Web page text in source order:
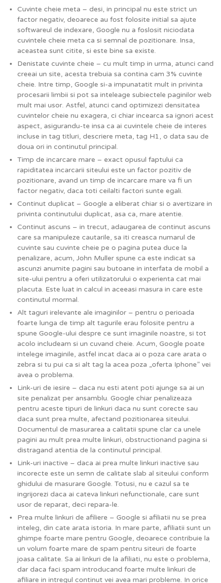
Cuvinte cheie meta – desi, in principal nu este strict un
factor negativ, deoarece au fost folosite initial sa ajute
softwareul de indexare, Google nu a foslosit niciodata
cuvintele cheie meta ca si semnal de pozitionare. Insa,
aceastea sunt citite, si este bine sa existe.
Denistate cuvinte cheie – cu mult timp in urma, atunci cand
creeai un site, acesta trebuia sa contina cam 3% cuvinte
cheie. Intre timp, Google si-a impunatatit mult in privinta
procesarii limbii si pot sa inteleage subiectele paginilor web
mult mai usor. Astfel, atunci cand optimizezi densitatea
cuvintelor cheie nu exagera, ci chiar incearca sa ignori acest
aspect, asigurandu-te insa ca ai cuvintele cheie de interes
incluse in tag titluri, descriere meta, tag H1, o data sau de
doua ori in continutul principal.
Timp de incarcare mare – exact opusul faptului ca
rapiditatea incarcarii siteului este un factor pozitiv de
pozitionare, avand un timp de incarcare mare va fi un
factor negativ, daca toti ceilalti factori sunte egali.
Continut duplicat – Google a eliberat chiar si o avertizare in
privinta continutului duplicat, asa ca, mare atentie.
Continut ascuns – in trecut, adaugarea de continut ascuns
care sa manipuleze cautarile, sa iti creasca numarul de
cuvinte sau cuvinte cheie pe o pagina putea duce la
penalizare, acum, John Muller spune ca este indicat sa
ascunzi anumite pagini sau butoane in interfata de mobil a
site-ului pentru a oferi utilizatorului o experienta cat mai
placuta. Este luat in calcul in aceeasi masura in care este
continutul mormal.
Alt taguri irelevante ale imaginilor – pentru o perioada
foarte lunga de timp alt tagurile erau folosite pentru a
spune Google-ului despre ce sunt imaginile noastre, si tot
acolo includeam si un cuvand cheie. Acum, Google poate
intelege imaginile, astfel incat daca ai o poza care arata o
zebra si tu pui ca si alt tag la acea poza „oferta Iphone” vei
avea o problema.
Link-uri de iesire – daca nu esti atent poti ajunge sa ai un
site penalizat per ansamblu. Google chiar penalizeaza
pentru aceste tipuri de linkuri daca nu sunt corecte sau
daca sunt prea multe, afectand pozitionarea siteului.
Documentul de masurarea a calitatii spune clar ca unele
pagini au mult prea multe linkuri, obstructionand pagina si
distragand atentia de la continutul principal.
Link-uri inactive – daca ai prea multe linkuri inactive sau
incorecte este un semn de calitate slab al siteului conform
ghidului de masurare Google. Totusi, nu e cazul sa te
ingrijorezi daca ai cateva linkuri nefunctionale, care sunt
usor de reparat, deci repara-le.
Prea multe linkuri de afiliere – Google si afiliatii nu se prea
inteleg, din cate arata istoria. In mare parte, afiliatii sunt un
ghimpe foarte mare pentru Google, deoarece contribuie la
un volum foarte mare de spam pentru siteuri de foarte
joasa calitate. Sa ai linkuri de la afiliati, nu este o problema,
dar daca faci spam introducand foarte multe linkuri de
afiliare in intregul continut vei avea mari probleme. In orice